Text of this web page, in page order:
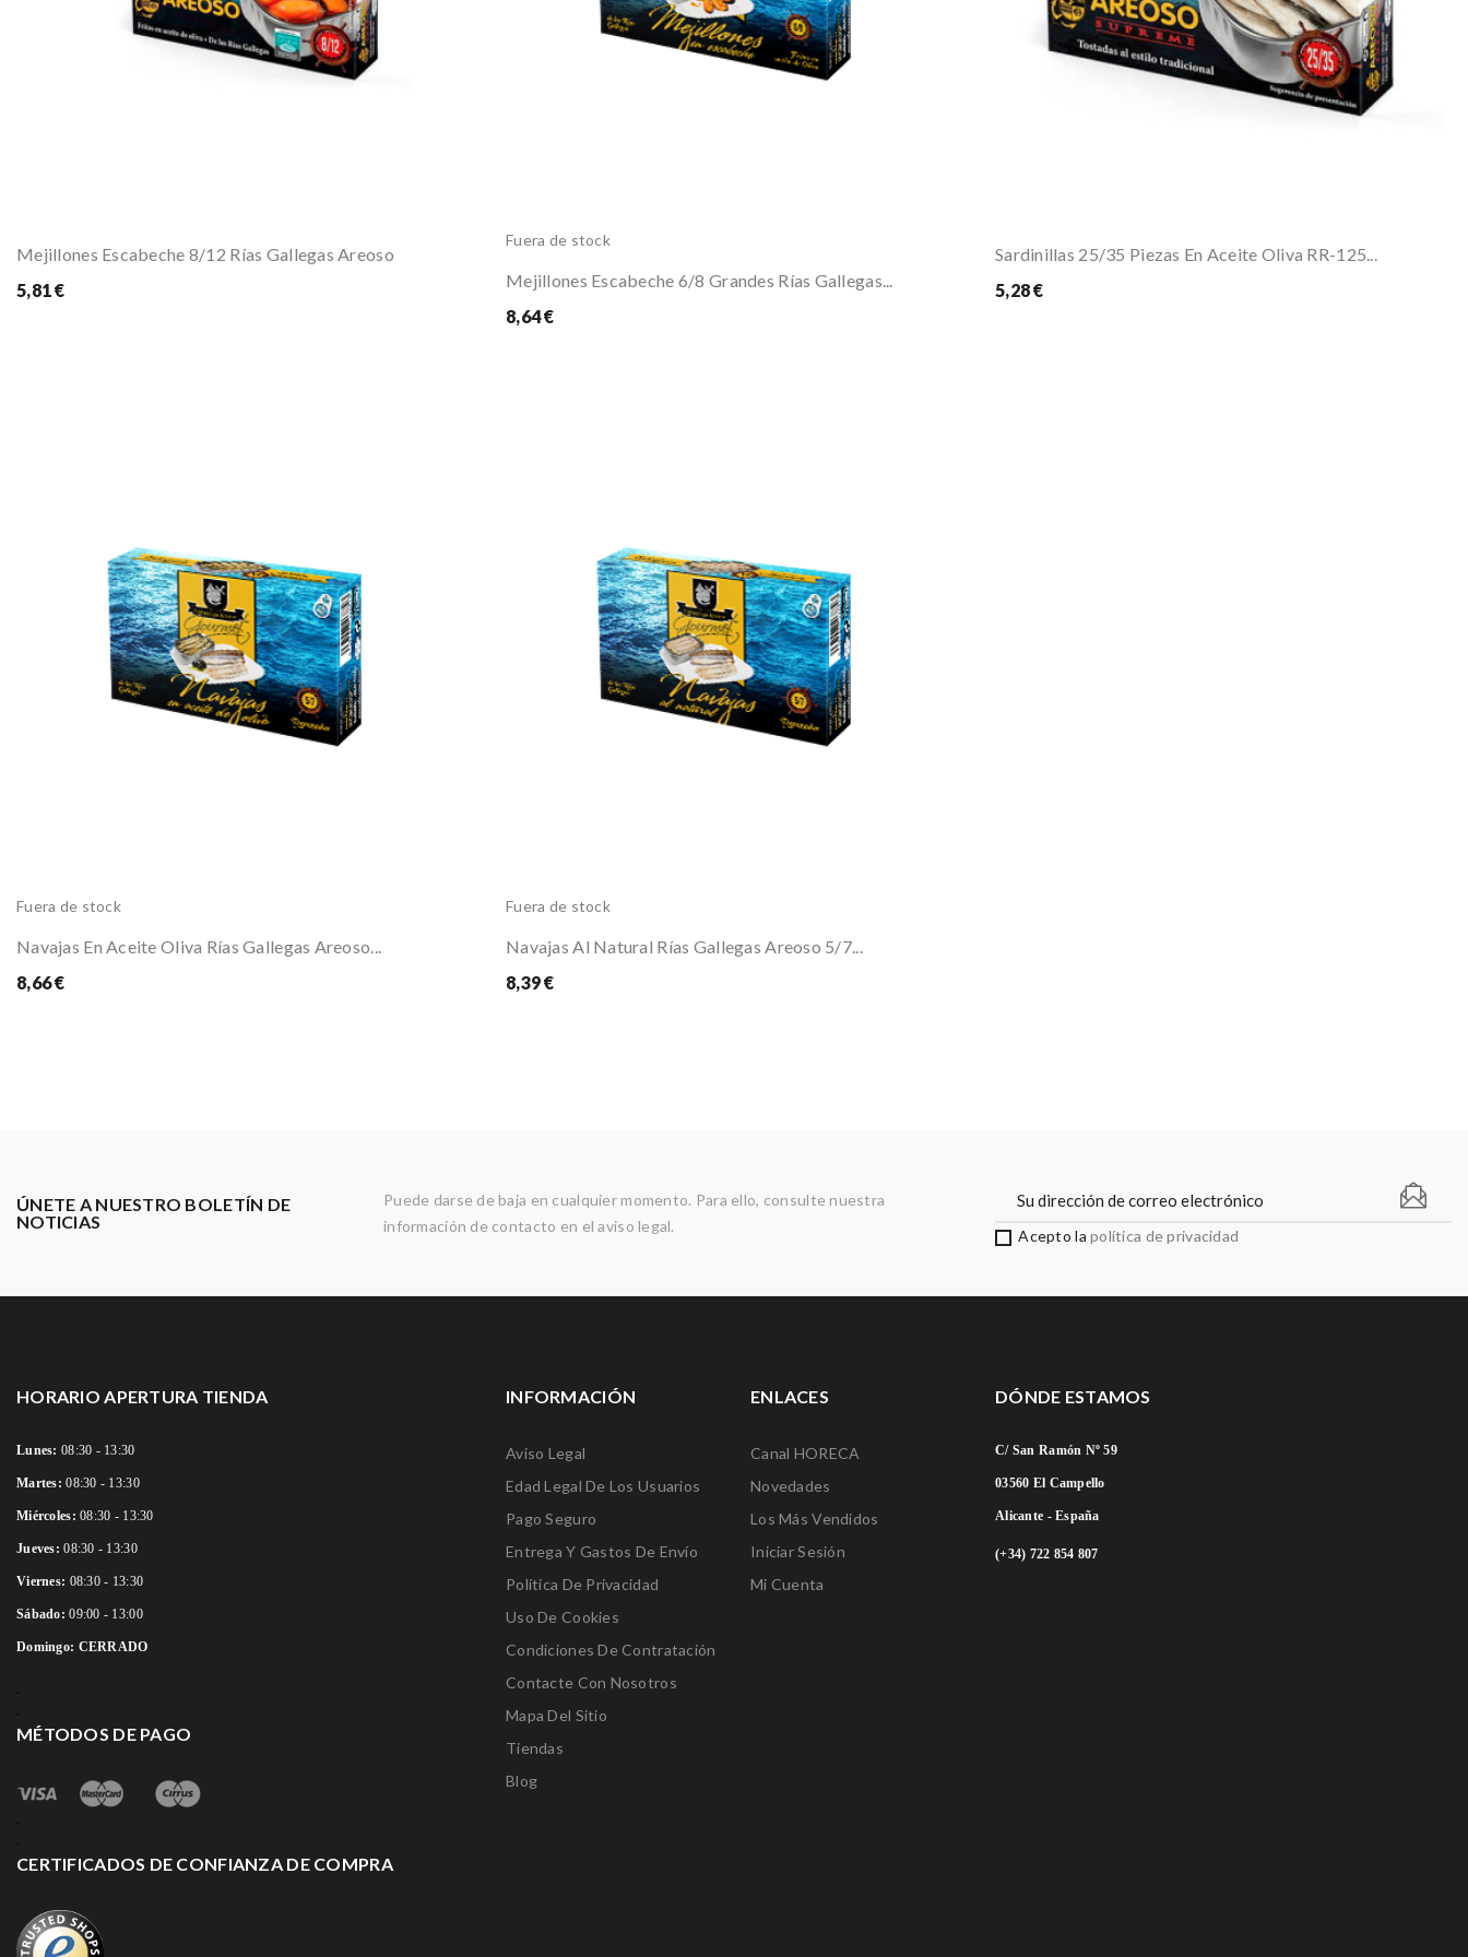
Mejillones Escabeche 8/12 Rías Gallegas Areoso
5,81 €
Fuera de stock
Mejillones Escabeche 6/8 Grandes Rías Gallegas...
8,64 €
Sardinillas 25/35 Piezas En Aceite Oliva RR-125...
5,28 €
Fuera de stock
Navajas En Aceite Oliva Rías Gallegas Areoso...
8,66 €
Fuera de stock
Navajas Al Natural Rías Gallegas Areoso 5/7...
8,39 €
ÚNETE A NUESTRO BOLETÍN DE
NOTICIAS
Puede darse de baja en cualquier momento. Para ello, consulte nuestra
información de contacto en el aviso legal.
Acepto lapolítica de privacidad
HORARIO APERTURA TIENDA
Lunes: 08:30 - 13:30
Martes: 08:30 - 13:30
Miércoles: 08:30 - 13:30
Jueves: 08:30 - 13:30
Viernes: 08:30 - 13:30
Sábado: 09:00 - 13:00
Domingo: CERRADO
.
.
MÉTODOS DE PAGO
.
.
CERTIFICADOS DE CONFIANZA DE COMPRA
INFORMACIÓN
Aviso Legal
Edad Legal De Los Usuarios
Pago Seguro
Entrega Y Gastos De Envío
Política De Privacidad
Uso De Cookies
Condiciones De Contratación
Contacte Con Nosotros
Mapa Del Sitio
Tiendas
Blog
ENLACES
Canal HORECA
Novedades
Los Más Vendidos
Iniciar Sesión
Mi Cuenta
DÓNDE ESTAMOS
C/ San Ramón Nº 59
03560 El Campello
Alicante - España
(+34) 722 854 807